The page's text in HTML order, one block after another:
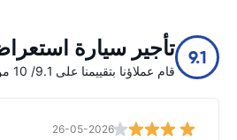
9.1 تأجير سيارة
قام عملاؤنا بتقييمنا على 9.1/ 10 من أصل 12840
26-05-2026